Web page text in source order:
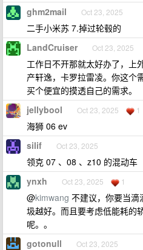
ghm2mail Oct 23, 2025
二手小米苏 7.掉过轮毂的
LandCruiser Oct 23, 2025
工作日不开那就太好办了，上
产轩逸，卡罗拉雷凌。你这个
买个便宜的摸透自己的需求。
jellybool Oct 23, 2025 1
海狮 06 ev
silif Oct 23, 2025
领克 07 、08 、z10 的混动车
ynxh Oct 23, 2025 1
@kimwang 不建议，你要当滴
圾越好。而且要考虑低能耗的
呢。。
gotonull Oct 23, 2025